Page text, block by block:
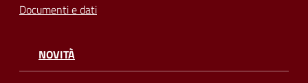
Documenti e dati
NOVITÀ